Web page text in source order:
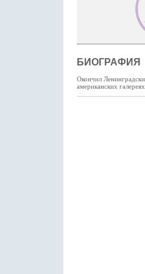
БИОГРАФИЯ
Окончил
американских